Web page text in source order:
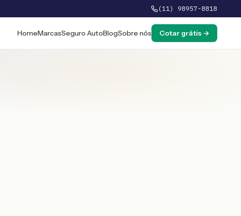
(11) 98957-8818
HomeMarcasSeguro AutoBlogSobre nós Cotar grátis →